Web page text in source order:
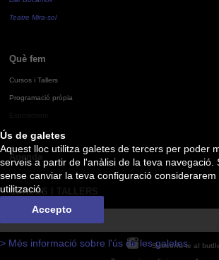
Ús de galetes
Aquest lloc utilitza galetes de tercers per poder
serveis a partir de l'anàlisi de la teva navegació.
sense canviar la teva configuració
utilització.
Accepto
> Més informació sobre l'ús de les galetes
Teatre Mira-sol
Què fem
Cursos i Tallers
Programació pròpia
Agenda
CURSOS I TALLERS
Subscriu-te al